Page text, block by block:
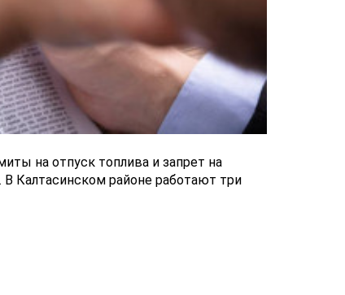
на отпуск топлива и запрет на
Калтасинском районе работают три